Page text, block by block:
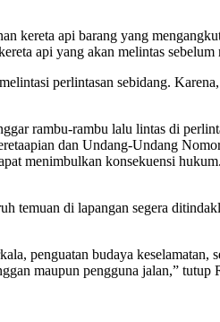
kereta api barang yang
api yang akan melintas sebelum
perlintasan sebidang.
rambu-rambu lalu lintas di
dan Undang-Undang
menimbulkan konsekuensi
temuan di lapangan segera
penguatan budaya keselamatan,
maupun pengguna jalan,” tutup